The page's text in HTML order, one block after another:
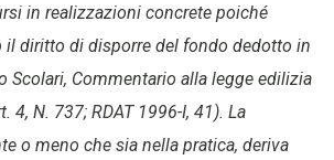
in realizzazioni concrete poiché
il diritto di disporre del fondo dedotto in
Scolari, Commentario alla legge edilizia
4, N. 737; RDAT 1996-I, 41). La
o meno che sia nella pratica, deriva